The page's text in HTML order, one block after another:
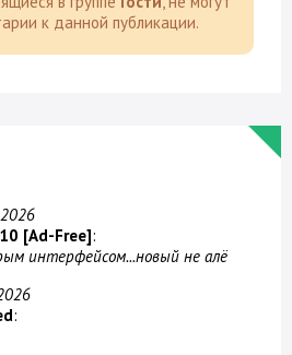
к данной публикации.
[Ad-Free]:
интерфейсом...новый не алё
: